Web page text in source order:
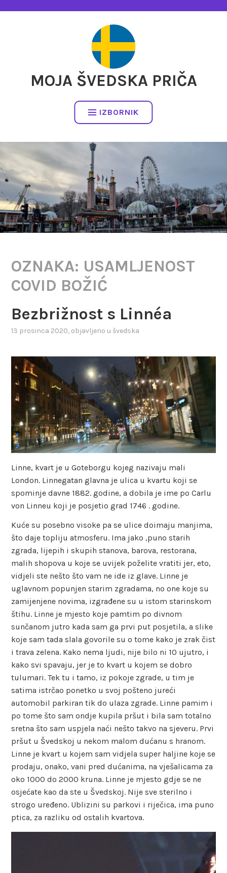
MOJA ŠVEDSKA PRIČA
IZBORNIK
OZNAKA: USAMLJENOST
COVID BOŽIĆ
Bezbrižnost s Linnéa
13 prosinca 2020, objavljeno u švedska
Linne, kvart je u Goteborgu kojeg nazivaju mali
London. Linnegatan glavna je ulica u kvartu koji se
spominje davne 1882. godine, a dobila je ime po Carlu
von Linneu koji je posjetio grad 1746 . godine.
Kuće su posebno visoke pa se ulice doimaju manjima,
što daje topliju atmosferu. Ima jako ,puno starih
zgrada, lijepih i skupih stanova, barova, restorana,
malih shopova u koje se uvijek poželite vratiti jer, eto,
vidjeli ste nešto što vam ne ide iz glave. Linne je
uglavnom popunjen starim zgradama, no one koje su
zamijenjene novima, izgrađene su u istom starinskom
štihu. Linne je mjesto koje pamtim po divnom
sunčanom jutro kada sam ga prvi put posjetila, a slike
koje sam tada slala govorile su o tome kako je zrak čist
i trava zelena. Kako nema ljudi, nije bilo ni 10 ujutro, i
kako svi spavaju, jer je to kvart u kojem se dobro
tulumari. Tek tu i tamo, iz pokoje zgrade, u tim je
satima istrčao ponetko u svoj pošteno jureći
automobil parkiran tik do ulaza zgrade. Linne pamim i
po tome što sam ondje kupila pršut i bila sam totalno
sretna što sam uspjela naći nešto takvo na sjeveru. Prvi
pršut u Švedskoj u nekom malom dućanu s hranom.
Linne je kvart u kojem sam vidjela super haljine koje se
prodaju, onako, vani pred dućanima, na vješalicama za
oko 1000 do 2000 kruna. Linne je mjesto gdje se ne
osjećate kao da ste u Švedskoj. Nije sve sterilno i
strogo uređeno. Ublizini su parkovi i riječica, ima puno
ptica, za razliku od ostalih kvartova.